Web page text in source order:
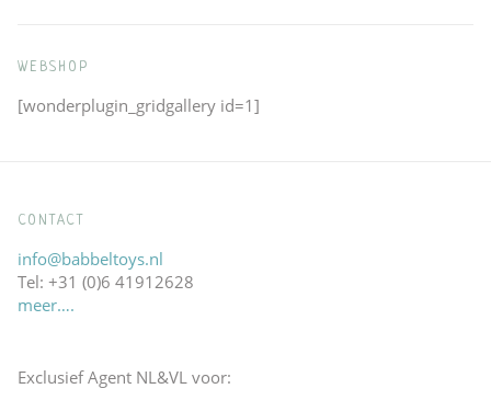
WEBSHOP
[wonderplugin_gridgallery id=1]
CONTACT
info@babbeltoys.nl
Tel: +31 (0)6 41912628
meer….
Exclusief Agent NL&VL voor: